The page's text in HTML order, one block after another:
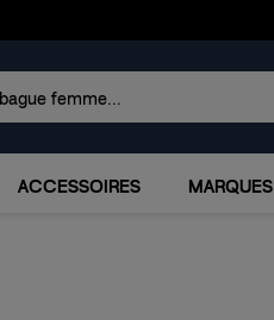
ACCESSOIRES MARQUES